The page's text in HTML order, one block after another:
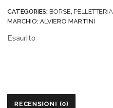
CATEGORIES: BORSE, PELLETTERIA
MARCHIO: ALVIERO MARTINI
Esaurito
RECENSIONI (0)